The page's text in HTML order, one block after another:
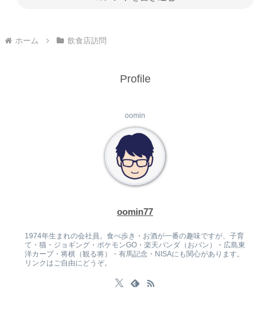
ホーム 飲食店訪問
Profile
oomin
oomin77
1974年生まれの会社員。食べ歩き・お酒が一番の趣味ですが、子育
て・猫・ジョギング・ポケモンGO・楽天パンダ（おパン）・広島東
洋カープ・将棋（観る将）・有馬記念・NISAにも関心があります。
リンクはご自由にどうぞ。